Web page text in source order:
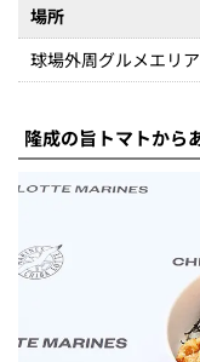
場所
球場外周グルメエリア
隆成の旨トマトから